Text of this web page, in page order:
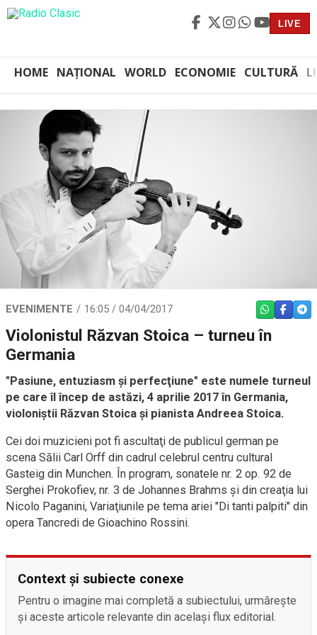
LIVE
HOME NAȚIONAL WORLD ECONOMIE CULTURĂ
EVENIMENTE 16:05 / 04/04/2017 WHATSAPP
Violonistul Răzvan Stoica – turneu în
Germania
"Pasiune, entuziasm şi perfecţiune" este numele turneul
pe care îl încep de astăzi, 4 aprilie 2017 în Germania,
violoniştii Răzvan Stoica şi pianista Andreea Stoica.
Cei doi muzicieni pot fi ascultaţi de publicul german pe
scena Sălii Carl Orff din cadrul celebrul centru cultural
Gasteig din Munchen. În program, sonatele nr. 2 op. 92 de
Serghei Prokofiev, nr. 3 de Johannes Brahms şi din creaţia lui
Nicolo Paganini, Variaţiunile pe tema ariei "Di tanti palpiti" din
opera Tancredi de Gioachino Rossini.
Context și subiecte conexe
Pentru o imagine mai completă a subiectului, urmărește
și aceste articole relevante din același flux editorial.